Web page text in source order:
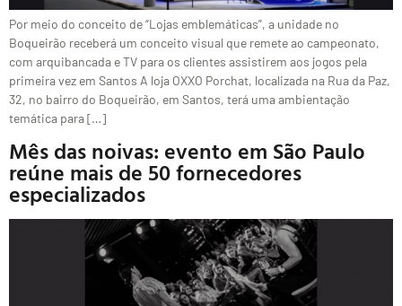
Por meio do conceito de “Lojas emblemáticas”, a unidade no
Boqueirão receberá um conceito visual que remete ao campeonato,
com arquibancada e TV para os clientes assistirem aos jogos pela
primeira vez em Santos A loja OXXO Porchat, localizada na Rua da Paz,
32, no bairro do Boqueirão, em Santos, terá uma ambientação
temática para […]
Mês das noivas: evento em São Paulo
reúne mais de 50 fornecedores
especializados